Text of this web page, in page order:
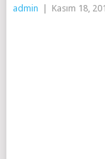
admin Kasım 18,